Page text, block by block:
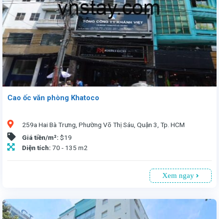
Cao ốc văn phòng Khatoco
259a Hai Bà Trưng, Phường Võ Thị Sáu, Quận 3, Tp. HCM
Giá tiền/m²: $19
Diện tích: 70 - 135 m2
Xem ngay